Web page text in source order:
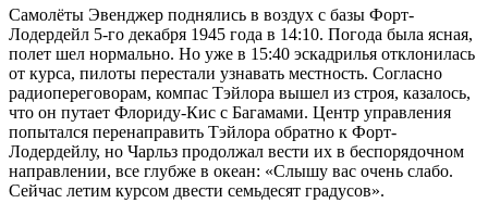
Самолёты Эвенджер поднялись в воздух с базы Форт-
Лодердейл 5-го декабря 1945 года в 14:10. Погода была ясная,
полет шел нормально. Но уже в 15:40 эскадрилья отклонилась
от курса, пилоты перестали узнавать местность. Согласно
радиопереговорам, компас Тэйлора вышел из строя, казалось,
что он путает Флориду-Кис с Багамами. Центр управления
попытался перенаправить Тэйлора обратно к Форт-
Лодердейлу, но Чарльз продолжал вести их в беспорядочном
направлении, все глубже в океан: «Слышу вас очень слабо.
Сейчас летим курсом двести семьдесят градусов».